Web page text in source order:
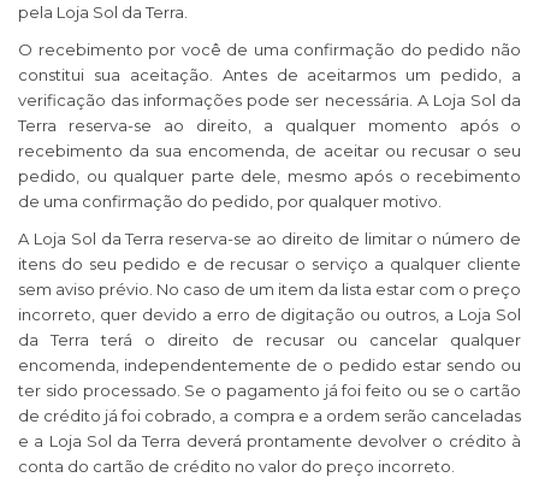
pela Loja Sol da Terra.
O recebimento por você de uma confirmação do pedido não
constitui sua aceitação. Antes de aceitarmos um pedido, a
verificação das informações pode ser necessária. A Loja Sol da
Terra reserva-se ao direito, a qualquer momento após o
recebimento da sua encomenda, de aceitar ou recusar o seu
pedido, ou qualquer parte dele, mesmo após o recebimento
de uma confirmação do pedido, por qualquer motivo.
A Loja Sol da Terra reserva-se ao direito de limitar o número de
itens do seu pedido e de recusar o serviço a qualquer cliente
sem aviso prévio. No caso de um item da lista estar com o preço
incorreto, quer devido a erro de digitação ou outros, a Loja Sol
da Terra terá o direito de recusar ou cancelar qualquer
encomenda, independentemente de o pedido estar sendo ou
ter sido processado. Se o pagamento já foi feito ou se o cartão
de crédito já foi cobrado, a compra e a ordem serão canceladas
e a Loja Sol da Terra deverá prontamente devolver o crédito à
conta do cartão de crédito no valor do preço incorreto.